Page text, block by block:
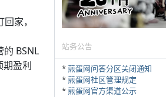
家，
BSNL
期盈利
站务公告
*煎蛋网问答分区关闭通知
*煎蛋网社区管理规定
*煎蛋网官方渠道公示